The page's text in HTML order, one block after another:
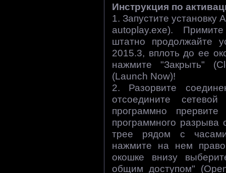
Инструкция по
1. Запустите
autoplay.exe).
штатно продолжайте
2015.3, вплоть до ее
нажмите "Закрыть"
(Launch Now)!
2. Разорвите
отсоедините
программно
программного разрыва
трее рядом с часами
нажмите на нем
окошке внизу
общим доступом"